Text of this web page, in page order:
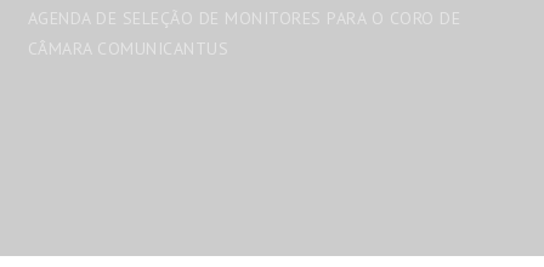
AGENDA DE SELEÇÃO DE MONITORES PARA O CORO DE
CÂMARA COMUNICANTUS